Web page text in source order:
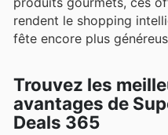
rendent le shopping
fête encore plus
Trouvez les
avantages de
Deals 365